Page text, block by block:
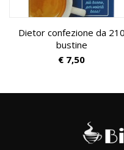
Dietor confezione da 210
bustine
€ 7,50